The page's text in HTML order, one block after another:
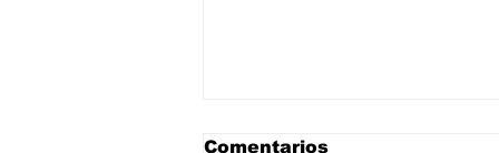
Comentarios